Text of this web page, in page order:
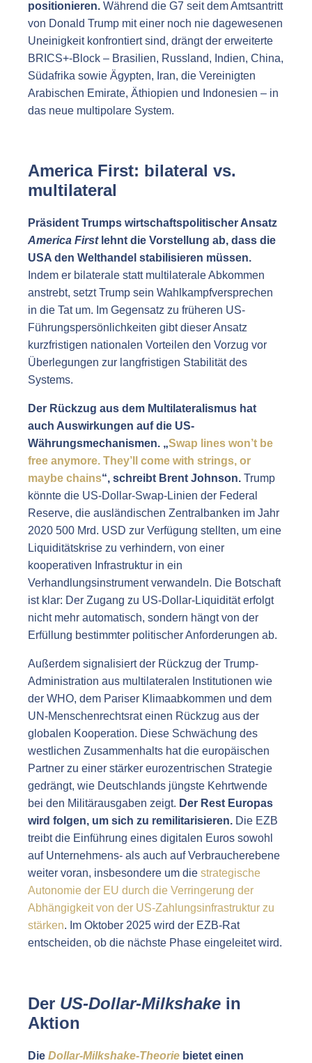
positionieren. Während die G7 seit dem Amtsantritt
von Donald Trump mit einer noch nie dagewesenen
Uneinigkeit konfrontiert sind, drängt der erweiterte
BRICS+-Block – Brasilien, Russland, Indien, China,
Südafrika sowie Ägypten, Iran, die Vereinigten
Arabischen Emirate, Äthiopien und Indonesien – in
das neue multipolare System.
America First: bilateral vs.
multilateral
Präsident Trumps wirtschaftspolitischer Ansatz
America First lehnt die Vorstellung ab, dass die
USA den Welthandel stabilisieren müssen.
Indem er bilaterale statt multilaterale Abkommen
anstrebt, setzt Trump sein Wahlkampfversprechen
in die Tat um. Im Gegensatz zu früheren US-
Führungspersönlichkeiten gibt dieser Ansatz
kurzfristigen nationalen Vorteilen den Vorzug vor
Überlegungen zur langfristigen Stabilität des
Systems.
Der Rückzug aus dem Multilateralismus hat
auch Auswirkungen auf die US-
Währungsmechanismen. „Swap lines won’t be
free anymore. They’ll come with strings, or
maybe chains“, schreibt Brent Johnson. Trump
könnte die US-Dollar-Swap-Linien der Federal
Reserve, die ausländischen Zentralbanken im Jahr
2020 500 Mrd. USD zur Verfügung stellten, um eine
Liquiditätskrise zu verhindern, von einer
kooperativen Infrastruktur in ein
Verhandlungsinstrument verwandeln. Die Botschaft
ist klar: Der Zugang zu US-Dollar-Liquidität erfolgt
nicht mehr automatisch, sondern hängt von der
Erfüllung bestimmter politischer Anforderungen ab.
Außerdem signalisiert der Rückzug der Trump-
Administration aus multilateralen Institutionen wie
der WHO, dem Pariser Klimaabkommen und dem
UN-Menschenrechtsrat einen Rückzug aus der
globalen Kooperation. Diese Schwächung des
westlichen Zusammenhalts hat die europäischen
Partner zu einer stärker eurozentrischen Strategie
gedrängt, wie Deutschlands jüngste Kehrtwende
bei den Militärausgaben zeigt. Der Rest Europas
wird folgen, um sich zu remilitarisieren. Die EZB
treibt die Einführung eines digitalen Euros sowohl
auf Unternehmens- als auch auf Verbraucherebene
weiter voran, insbesondere um die strategische
Autonomie der EU durch die Verringerung der
Abhängigkeit von der US-Zahlungsinfrastruktur zu
stärken. Im Oktober 2025 wird der EZB-Rat
entscheiden, ob die nächste Phase eingeleitet wird.
Der US-Dollar-Milkshake in
Aktion
Die Dollar-Milkshake-Theorie bietet einen